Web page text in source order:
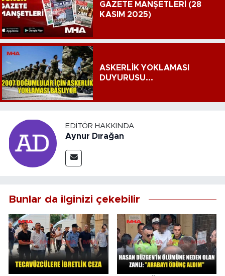
GAZETE MANŞETLERİ (28
KASIM 2025)
ASKERLİK YOKLAMASI
DUYURUSU...
EDITÖR HAKKINDA
Aynur Dırağan
Bunlar da ilginizi çekebilir